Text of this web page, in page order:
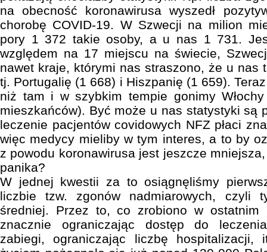
na obecność koronawirusa wyszedł
chorobę COVID-19. W Szwecji na milion
pory 1 372 takie osoby, a u nas 1 731.
względem na 17 miejscu na świecie,
nawet kraje, którymi nas straszono, że u nas
tj. Portugalię (1 668) i Hiszpanię (1 659).
niż tam i w szybkim tempie gonimy
mieszkańców). Być może u nas statystyki są
leczenie pacjentów covidowych NFZ płaci
więc medycy mieliby w tym interes, a to by
z powodu koronawirusa jest jeszcze
panika?
W jednej kwestii za to osiągnęliśmy
liczbie tzw. zgonów nadmiarowych, czyli
średniej. Przez to, co zrobiono w ostatnim
znacznie ograniczając dostęp do
zabiegi, ograniczając liczbę hospitalizacji,